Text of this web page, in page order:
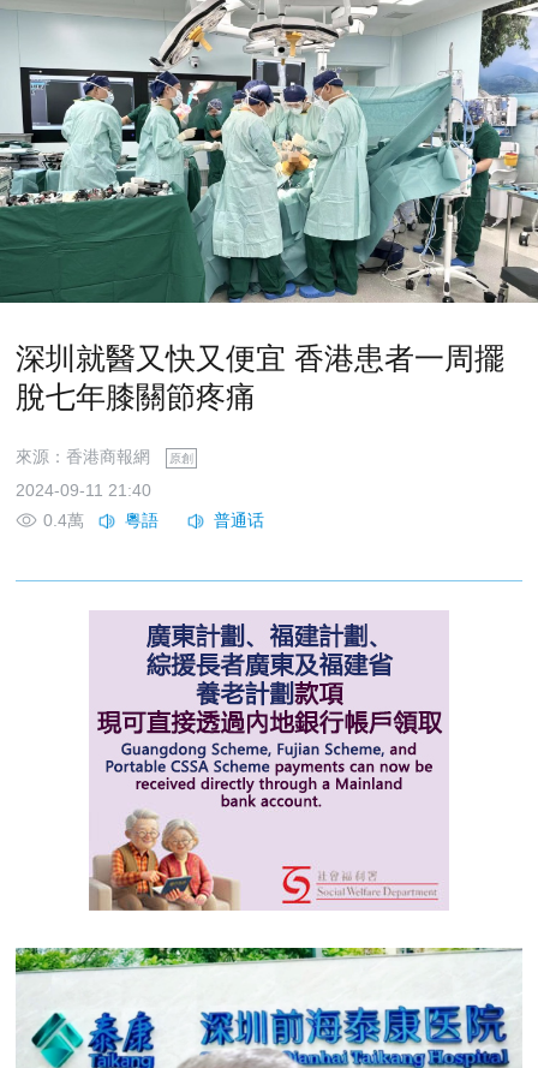
深圳就醫又快又便宜 香港患者一周擺
脫七年膝關節疼痛
來源：香港商報網 原創
2024-09-11 21:40
0.4萬